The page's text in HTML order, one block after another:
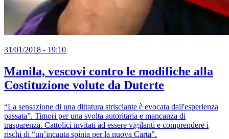
31/01/2018 - 19:10
Manila, vescovi contro le modifiche alla
Costituzione volute da Duterte
“La sensazione di una dittatura strisciante è evocata dall'esperienza
passata”. Timori per una svolta autoritaria e mancanza di
trasparenza. Cattolici invitati ad essere vigilanti e comprendere i
rischi di “un’incauta spinta per la nuova Carta”.